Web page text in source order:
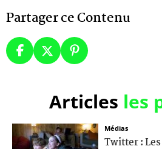
Partager ce Contenu
Articles les
Médias
Twitter : Les